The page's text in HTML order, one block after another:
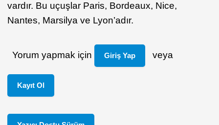
vardır. Bu uçuşlar Paris, Bordeaux, Nice,
Nantes, Marsilya ve Lyon’adır.
Yorum yapmak için Giriş Yap veya
Kayıt Ol